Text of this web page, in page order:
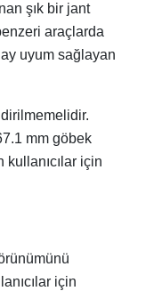
şık bir jant
araçlarda
uyum sağlayan
mm göbek
için
için